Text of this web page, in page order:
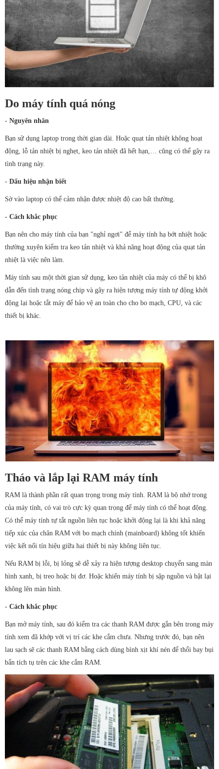
Do máy tính quá nóng
- Nguyên nhân
Bạn sử dụng laptop trong thời gian dài. Hoặc quạt tản nhiệt không hoạt
động, lỗ tản nhiệt bị nghẹt, keo tản nhiệt đã hết hạn,… cũng có thể gây ra
tình trạng này.
- Dấu hiệu nhận biết
Sờ vào laptop có thể cảm nhận được nhiệt độ cao bất thường.
- Cách khắc phục
Bạn nên cho máy tính của bạn "nghỉ ngơi" để máy tính hạ bớt nhiệt hoặc
thường xuyên kiểm tra keo tản nhiệt và khả năng hoạt động của quạt tản
nhiệt là việc nên làm.
Máy tính sau một thời gian sử dụng, keo tản nhiệt của máy có thể bị khô
dẫn đến tình trạng nóng chip và gây ra hiện tượng máy tính tự động khởi
động lại hoặc tắt máy để bảo vệ an toàn cho cho bo mạch, CPU, và các
thiết bị khác.
Tháo và lắp lại RAM máy tính
RAM là thành phần rất quan trọng trong máy tính. RAM là bộ nhớ trong
của máy tính, có vai trò cực kỳ quan trọng để máy tính có thể hoạt động.
Có thể máy tính tự tắt nguồn liên tục hoặc khởi động lại là khi khả năng
tiếp xúc của chân RAM với bo mạch chính (mainboard) không tốt khiến
việc kết nối tín hiệu giữa hai thiết bị này không liên tục.
Nếu RAM bị lỗi, bị lỏng sẽ dễ xảy ra hiện tượng desktop chuyển sang màn
hình xanh, bị treo hoặc bị đơ. Hoặc khiến máy tính bị sập nguồn và bật lại
không lên màn hình.
- Cách khắc phục
Bạn mở máy tính, sau đó kiểm tra các thanh RAM được gắn bên trong máy
tính xem đã khớp với vị trí các khe cắm chưa. Nhưng trước đó, bạn nên
lau sạch sẽ các thanh RAM bằng cách dùng bình xịt khí nén để thổi bay bụi
bẩn tích tụ trên các khe cắm RAM.